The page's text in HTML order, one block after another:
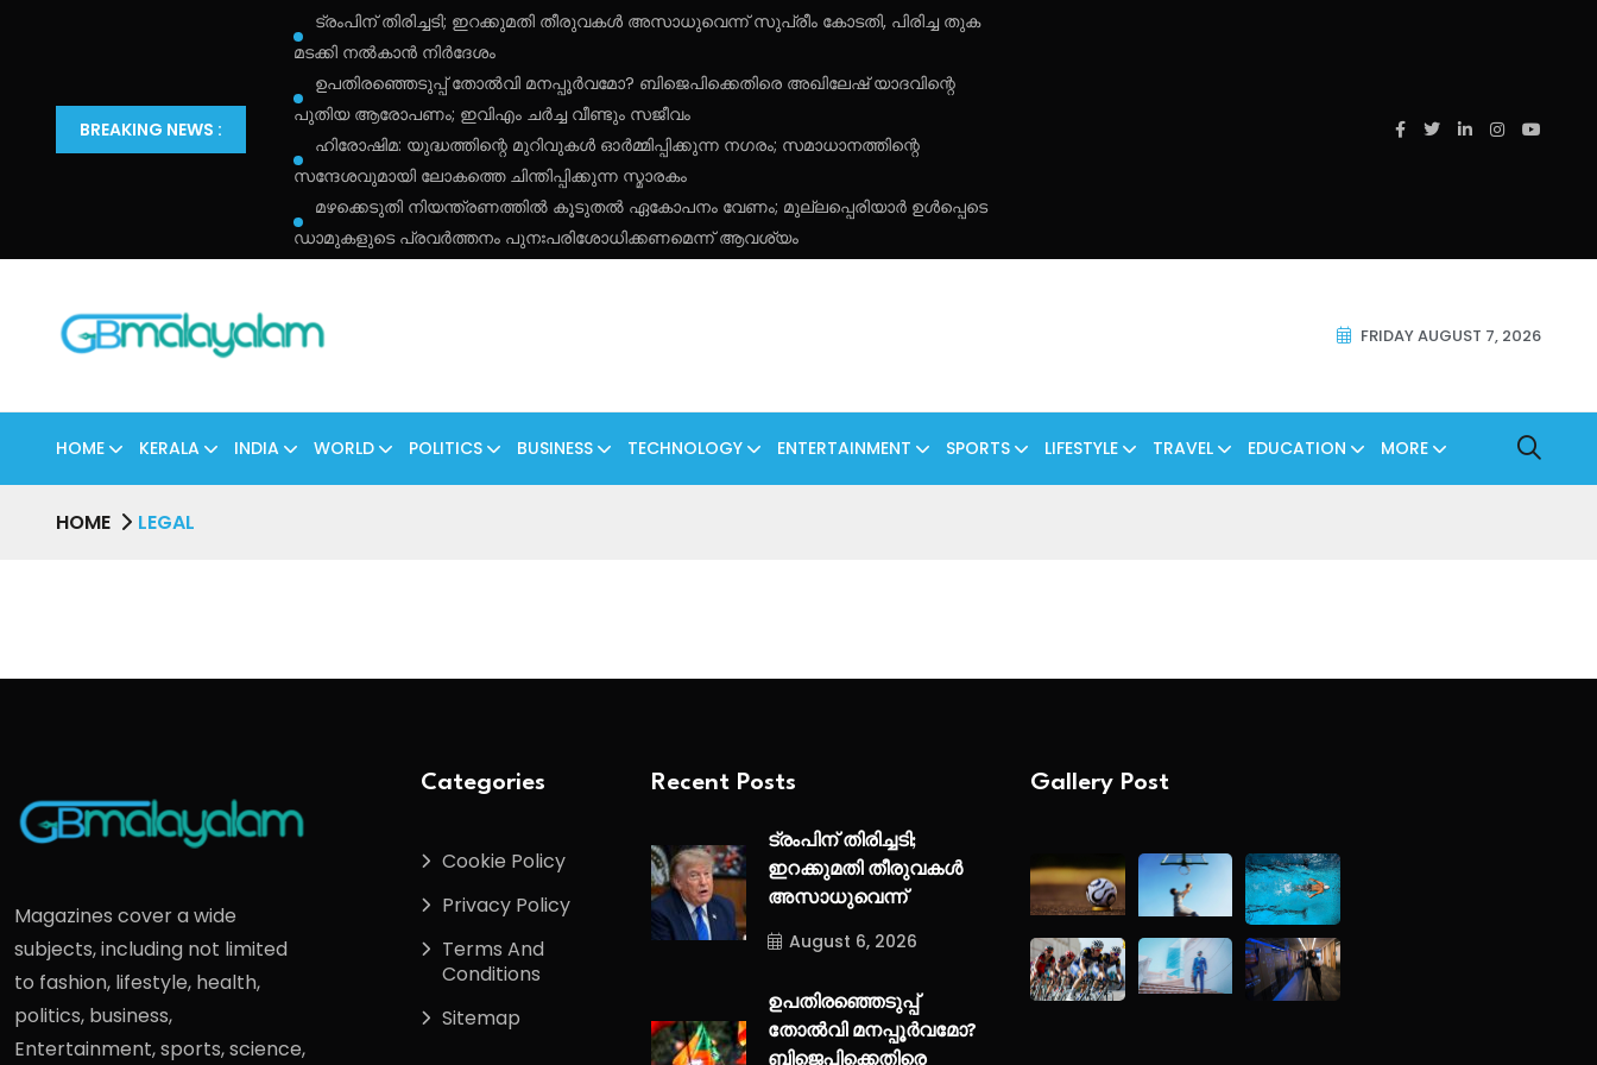
BREAKING NEWS :
ട്രംപിന് തിരിച്ചടി; ഇറക്കുമതി തീരുവകൾ അസാധുവെന്ന് സുപ്രീം കോടതി, പിരിച്ച തുക
മടക്കി നൽകാൻ നിർദേശം
ഉപതിരഞ്ഞെടുപ്പ് തോൽവി മനപ്പൂർവമോ? ബിജെപിക്കെതിരെ അഖിലേഷ് യാദവിന്റെ
പുതിയ ആരോപണം; ഇവിഎം ചർച്ച വീണ്ടും സജീവം
ഹിരോഷിമ: യുദ്ധത്തിന്റെ മുറിവുകൾ ഓർമ്മിപ്പിക്കുന്ന നഗരം; സമാധാനത്തിന്റെ
സന്ദേശവുമായി ലോകത്തെ ചിന്തിപ്പിക്കുന്ന സ്മാരകം
മഴക്കെടുതി നിയന്ത്രണത്തിൽ കൂടുതൽ ഏകോപനം വേണം; മുല്ലപ്പെരിയാർ ഉൾപ്പെടെ
ഡാമുകളുടെ പ്രവർത്തനം പുനഃപരിശോധിക്കണമെന്ന് ആവശ്യം
FRIDAY AUGUST 7, 2026
HOME KERALA INDIA WORLD POLITICS BUSINESS TECHNOLOGY ENTERTAINMENT SPORTS LIFESTYLE TRAVEL EDUCATION MORE
HOME LEGAL
Magazines cover a wide
subjects, including not limited
to fashion, lifestyle, health,
politics, business,
Entertainment, sports, science,
Categories
Cookie Policy
Privacy Policy
Terms And
Conditions
Sitemap
Recent Posts
ട്രംപിന് തിരിച്ചടി;
ഇറക്കുമതി തീരുവകൾ
അസാധുവെന്ന്
August 6, 2026
ഉപതിരഞ്ഞെടുപ്പ്
തോൽവി മനപ്പൂർവമോ?
ബിജെപിക്കെതിരെ
Gallery Post